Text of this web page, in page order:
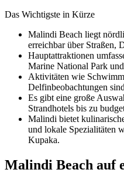
Das Wichtigste in Kürze
Malindi Beach liegt
erreichbar über Straßen,
Hauptattraktionen
Marine National Park
Aktivitäten wie
Delfinbeobachtungen
Es gibt eine große
Strandhotels bis zu
Malindi bietet
und lokale Spezialitäten
Kupaka.
Malindi Beach auf